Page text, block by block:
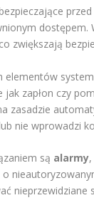
zwiększają
elementów
jak zapłon czy
zasadzie
nie wprowadzi
są alarmy
o
nieprzewidziane